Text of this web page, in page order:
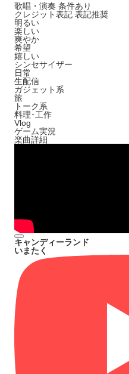
歌唱・演奏 条件あり
クレジット表記 表記推奨
明るい
楽しい
爽やか
希望
嬉しい
シンセサイザー
日常
生配信
ガジェット系
旅
トーク系
料理･工作
Vlog
ゲーム実況
楽曲詳細
キャンディーランド
いまたく